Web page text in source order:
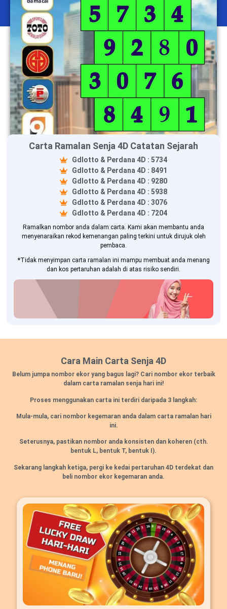
Carta Ramalan Senja 4D Catatan Sejarah
Gdlotto & Perdana 4D : 5734
Gdlotto & Perdana 4D : 8491
Gdlotto & Perdana 4D : 9280
Gdlotto & Perdana 4D : 5938
Gdlotto & Perdana 4D : 3076
Gdlotto & Perdana 4D : 7204
Ramalkan nombor anda dalam carta. Kami akan membantu anda
menyenaraikan rekod kemenangan paling terkini untuk dirujuk oleh
pembaca.
*Tidak menyimpan carta ramalan ini mampu membuat anda menang
dan kos pertaruhan adalah di atas risiko sendiri.
Cara Main Carta Senja 4D
Belum jumpa nombor ekor yang bagus lagi? Cari nombor ekor terbaik
dalam carta ramalan senja hari ini!
Proses menggunakan carta ini terdiri daripada 3 langkah:
Mula-mula, cari nombor kegemaran anda dalam carta ramalan hari
ini.
Seterusnya, pastikan nombor anda konsisten dan koheren (cth.
bentuk L, bentuk T, bentuk I).
Sekarang langkah ketiga, pergi ke kedai pertaruhan 4D terdekat dan
beli nombor ekor kegemaran anda.